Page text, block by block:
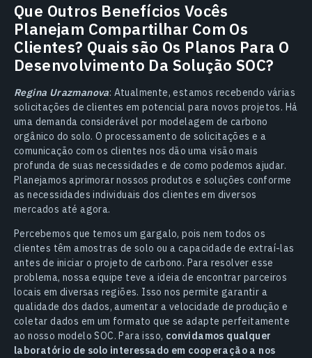
Que Outros Benefícios Vocês
Planejam Compartilhar Com Os
Clientes? Quais são Os Planos Para O
Desenvolvimento Da Solução SOC?
Regina Urazmanova: Atualmente, estamos recebendo várias
solicitações de clientes em potencial para novos projetos. Há
uma demanda considerável por modelagem de carbono
orgânico do solo. O processamento de solicitações e a
comunicação com os clientes nos dão uma visão mais
profunda de suas necessidades e de como podemos ajudar.
Planejamos aprimorar nossos produtos e soluções conforme
as necessidades individuais dos clientes em diversos
mercados até agora.
Percebemos que temos um gargalo, pois nem todos os
clientes têm amostras de solo ou a capacidade de extraí-las
antes de iniciar o projeto de carbono. Para resolver esse
problema, nossa equipe teve a ideia de encontrar parceiros
locais em diversas regiões. Isso nos permite garantir a
qualidade dos dados, aumentar a velocidade de produção e
coletar dados em um formato que se adapte perfeitamente
ao nosso modelo SOC. Para isso, convidamos qualquer
laboratório de solo interessado em cooperação a nos